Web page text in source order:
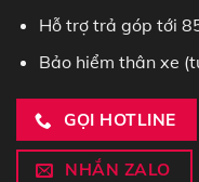
Hỗ trợ trả góp tới
Bảo hiểm thân xe
GỌI HOTLINE
NHẮN ZALO